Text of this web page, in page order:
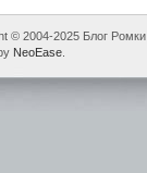
© 2004-2025 Блог Ромки
NeoEase